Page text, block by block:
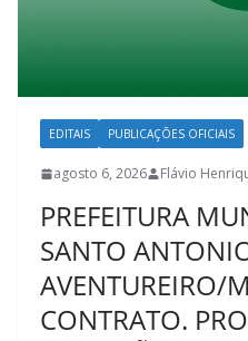
EDITAIS PUBLICAÇÕES OFICIAIS
agosto 6, 2026 Flávio
PREFEITURA
SANTO
AVENTUREIRO/
CONTRATO.